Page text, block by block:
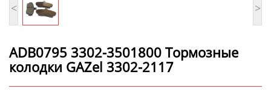
< >
ADB0795 3302-3501800 Тормозные
колодки GAZel 3302-2117